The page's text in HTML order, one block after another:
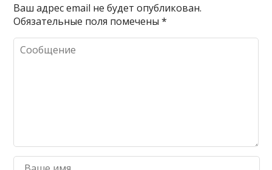
Ваш адрес email не будет опубликован.
Обязательные поля помечены*